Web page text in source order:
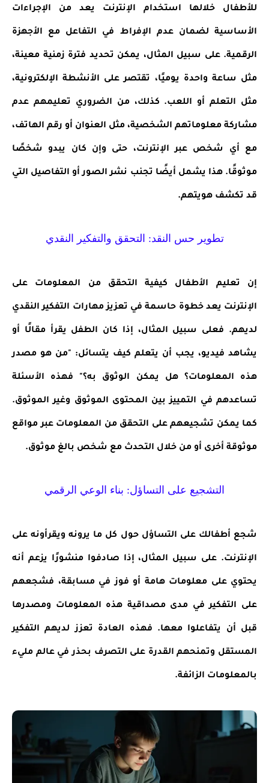
للأطفال خلالها استخدام الإنترنت يعد من الإجراءات
الأساسية لضمان عدم الإفراط في التفاعل مع الأجهزة
الرقمية. على سبيل المثال، يمكن تحديد فترة زمنية معينة،
مثل ساعة واحدة يوميًا، تقتصر على الأنشطة الإلكترونية،
مثل التعلم أو اللعب. كذلك، من الضروري تعليمهم عدم
مشاركة معلوماتهم الشخصية، مثل العنوان أو رقم الهاتف،
مع أي شخص عبر الإنترنت، حتى وإن كان يبدو شخصًا
موثوقًا. هذا يشمل أيضًا تجنب نشر الصور أو التفاصيل التي
قد تكشف هويتهم.
تطوير حس النقد: التحقق والتفكير النقدي
إن تعليم الأطفال كيفية التحقق من المعلومات على
الإنترنت يعد خطوة حاسمة في تعزيز مهارات التفكير النقدي
لديهم. فعلى سبيل المثال، إذا كان الطفل يقرأ مقالًا أو
يشاهد فيديو، يجب أن يتعلم كيف يتسائل: "من هو مصدر
هذه المعلومات؟ هل يمكن الوثوق به؟" فهذه الأسئلة
تساعدهم في التمييز بين المحتوى الموثوق وغير الموثوق.
كما يمكن تشجيعهم على التحقق من المعلومات عبر مواقع
موثوقة أخرى أو من خلال التحدث مع شخص بالغ موثوق.
التشجيع على التساؤل: بناء الوعي الرقمي
شجع أطفالك على التساؤل حول كل ما يرونه ويقرأونه على
الإنترنت. على سبيل المثال، إذا صادفوا منشورًا يزعم أنه
يحتوي على معلومات هامة أو فوز في مسابقة، فشجعهم
على التفكير في مدى مصداقية هذه المعلومات ومصدرها
قبل أن يتفاعلوا معها. فهذه العادة تعزز لديهم التفكير
المستقل وتمنحهم القدرة على التصرف بحذر في عالم مليء
بالمعلومات الزائفة.